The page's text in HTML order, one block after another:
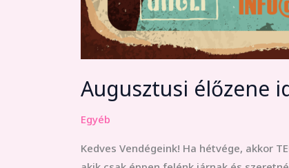
Augusztusi élőzene
Egyéb
Kedves Vendégeink! Ha hétvége, akkor